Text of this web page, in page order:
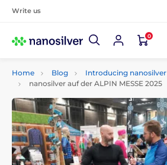
Write us
0
Home Blog
Introducing nanosilver
nanosilver auf der ALPIN MESSE 2025